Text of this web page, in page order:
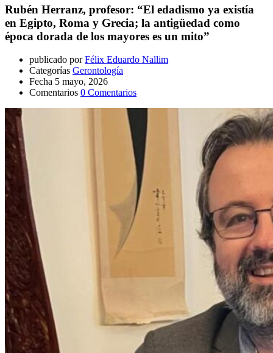
Rubén Herranz, profesor: “El edadismo ya existía
en Egipto, Roma y Grecia; la antigüedad como
época dorada de los mayores es un mito”
publicado por Félix Eduardo Nallim
Categorías Gerontología
Fecha 5 mayo, 2026
Comentarios 0 Comentarios